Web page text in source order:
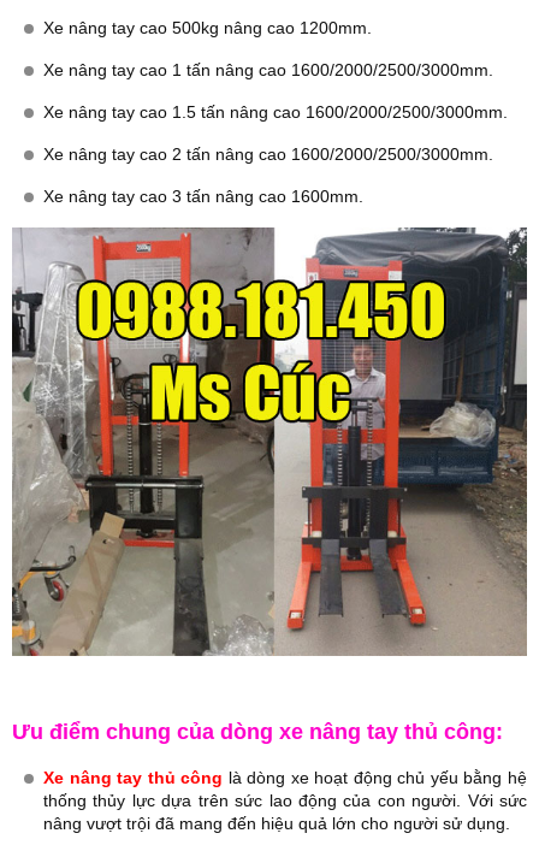
Xe nâng tay cao 500kg nâng cao 1200mm.
Xe nâng tay cao 1 tấn nâng cao 1600/2000/2500/3000mm.
Xe nâng tay cao 1.5 tấn nâng cao 1600/2000/2500/3000mm.
Xe nâng tay cao 2 tấn nâng cao 1600/2000/2500/3000mm.
Xe nâng tay cao 3 tấn nâng cao 1600mm.
Ưu điểm chung của dòng xe nâng tay thủ công:
Xe nâng tay thủ công là dòng xe hoạt động chủ yếu bằng hệ
thống thủy lực dựa trên sức lao động của con người. Với sức
nâng vượt trội đã mang đến hiệu quả lớn cho người sử dụng.